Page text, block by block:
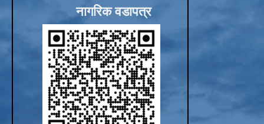
नागरिक वडापत्र